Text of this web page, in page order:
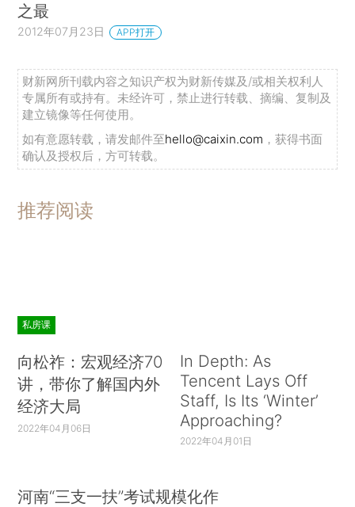
之最
2012年07月23日 APP打开
财新网所刊载内容之知识产权为财新传媒及/或相关权利人
专属所有或持有。未经许可，禁止进行转载、摘编、复制及
建立镜像等任何使用。
如有意愿转载，请发邮件至hello@caixin.com ，获得书面
确认及授权后，方可转载。
推荐阅读
私房课
向松祚：宏观经济70
讲，带你了解国内外
经济大局
2022年04月06日
In Depth: As
Tencent Lays Off
Staff, Is Its ‘Winter’
Approaching?
2022年04月01日
河南“三支一扶”考试规模化作